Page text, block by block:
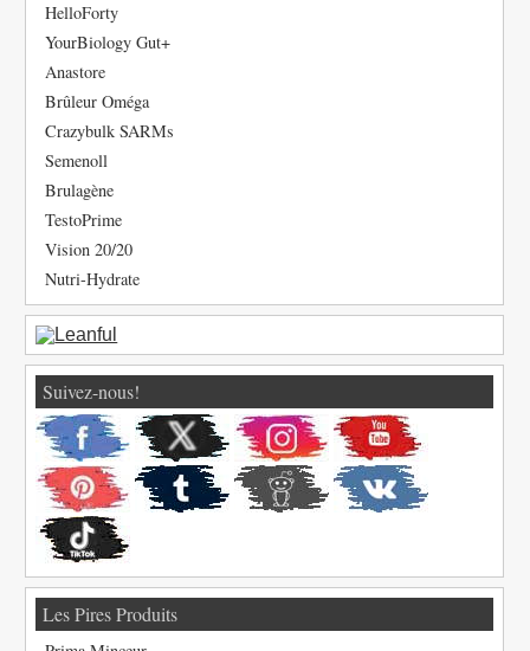
HelloForty
YourBiology Gut+
Anastore
Brûleur Oméga
Crazybulk SARMs
Semenoll
Brulagène
TestoPrime
Vision 20/20
Nutri-Hydrate
Suivez-nous!
Les Pires Produits